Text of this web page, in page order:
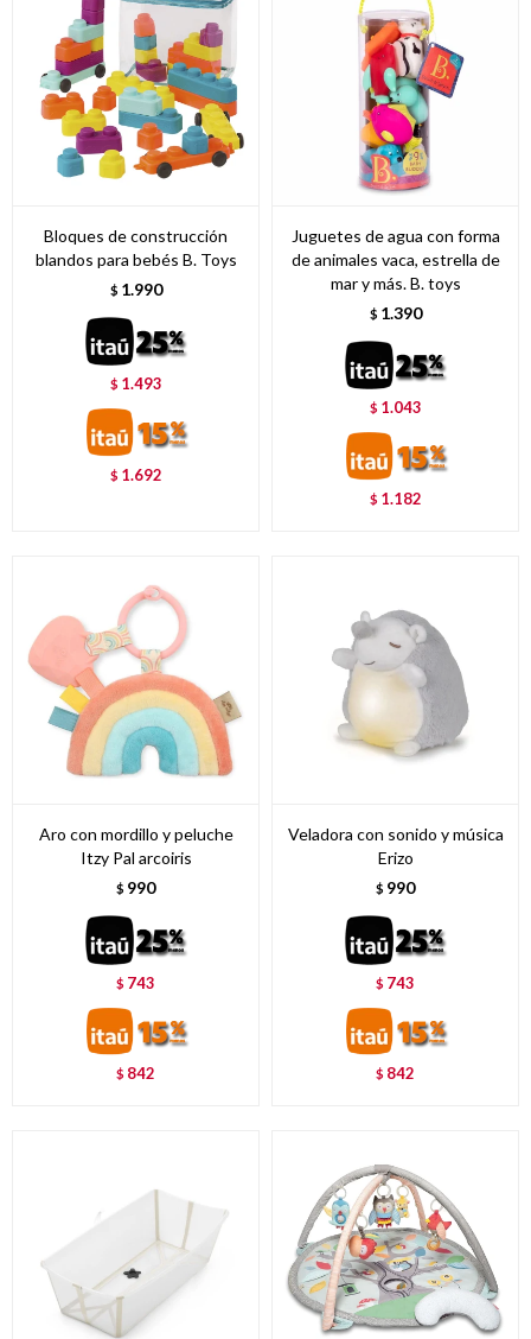
Bloques de construcción
blandos para bebés B. Toys
$ 1.990
$ 1.493
$ 1.692
Juguetes de agua con forma
de animales vaca, estrella de
mar y más. B. toys
$ 1.390
$ 1.043
$ 1.182
Aro con mordillo y peluche
Itzy Pal arcoiris
$ 990
$ 743
$ 842
Veladora con sonido y música
Erizo
$ 990
$ 743
$ 842